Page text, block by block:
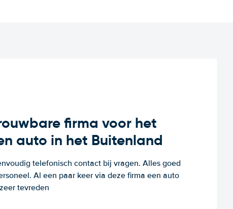
firma voor het
auto in het Buitenland
telefonisch contact bij vragen. Alles goed
Al een paar keer via deze firma een auto
tevreden